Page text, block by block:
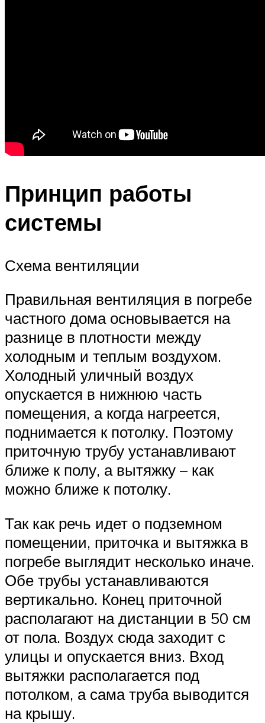
Принцип работы
системы
Схема вентиляции
Правильная вентиляция в погребе
частного дома основывается на
разнице в плотности между
холодным и теплым воздухом.
Холодный уличный воздух
опускается в нижнюю часть
помещения, а когда нагреется,
поднимается к потолку. Поэтому
приточную трубу устанавливают
ближе к полу, а вытяжку – как
можно ближе к потолку.
Так как речь идет о подземном
помещении, приточка и вытяжка в
погребе выглядит несколько иначе.
Обе трубы устанавливаются
вертикально. Конец приточной
располагают на дистанции в 50 см
от пола. Воздух сюда заходит с
улицы и опускается вниз. Вход
вытяжки располагается под
потолком, а сама труба выводится
на крышу.